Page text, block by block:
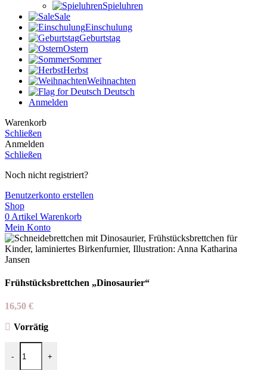
Spieluhren
Sale
Einschulung
Geburtstag
Ostern
Sommer
Herbst
Weihnachten
Deutsch
Anmelden
Warenkorb
Schließen
Anmelden
Schließen
Noch nicht registriert?
Benutzerkonto erstellen
Shop
0 Artikel Warenkorb
Mein Konto
Frühstücksbrettchen „Dinosaurier“
16,50 €
Vorrätig
- +